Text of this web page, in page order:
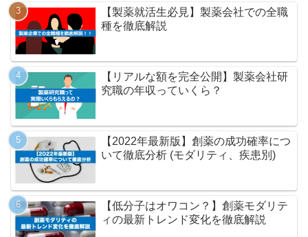
【製薬就活生必見】製薬会社での全職
種を徹底解説
【リアルな額を完全公開】製薬会社研
究職の年収っていくら？
【2022年最新版】創薬の成功確率につ
いて徹底分析 (モダリティ、疾患別)
【低分子はオワコン？】創薬モダリテ
ィの最新トレンド変化を徹底解説